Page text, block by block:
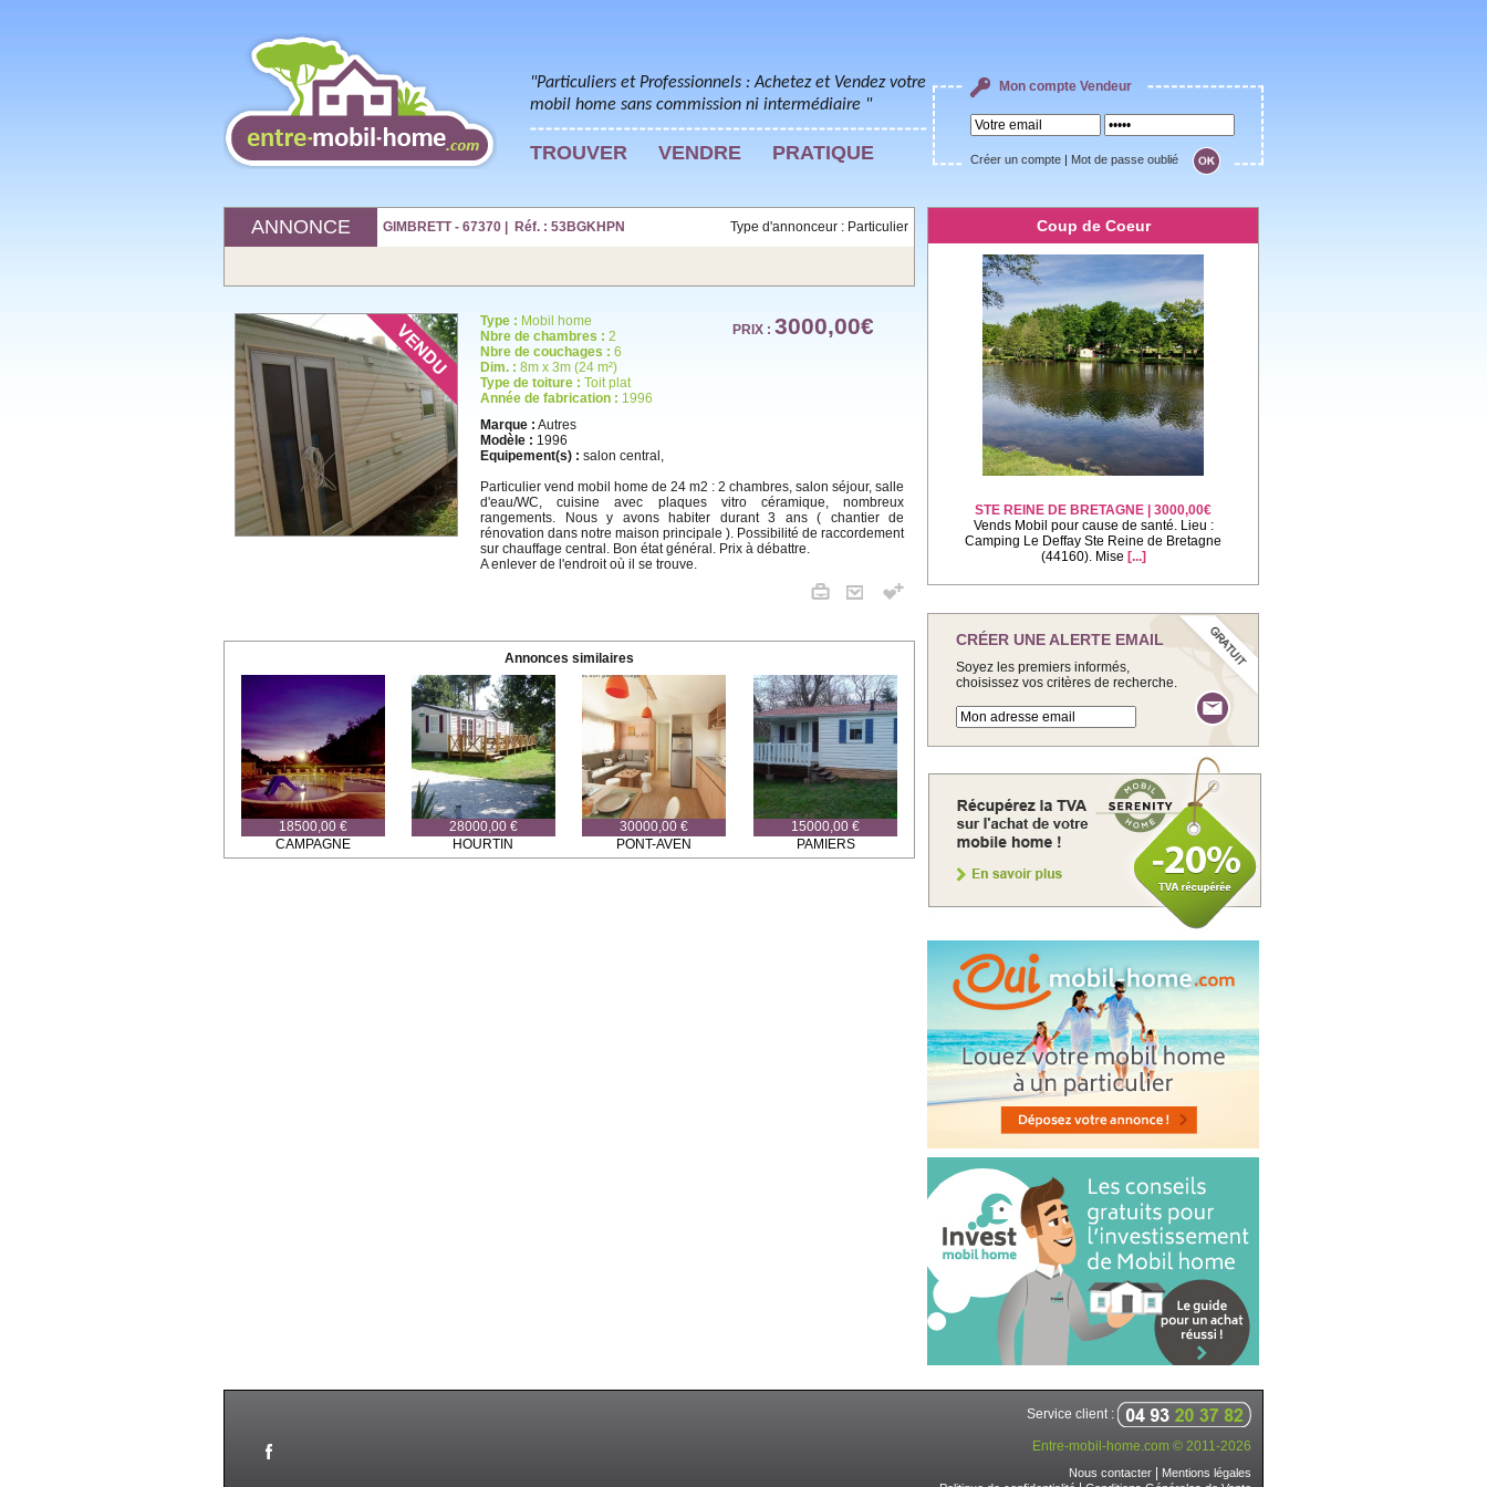
"Particuliers et Professionnels : Achetez et Vendez votre
mobil home sans commission ni intermédiaire "
TROUVER VENDRE PRATIQUE
Mon compte Vendeur
Créer un compte Mot de passe oublié
ANNONCE GIMBRETT - 67370 | Réf. : 53BGKHPN Type d'annonceur : Particulier
Type : Mobil home
Nbre de chambres : 2
Nbre de couchages : 6
Dim. : 8m x 3m (24 m²)
Type de toiture : Toit plat
Année de fabrication : 1996
PRIX : 3000,00€
Marque : Autres
Modèle : 1996
Equipement(s) : salon central,
Particulier vend mobil home de 24 m2 : 2 chambres, salon séjour, salle
d'eau/WC, cuisine avec plaques vitro céramique, nombreux
rangements. Nous y avons habiter durant 3 ans ( chantier de
rénovation dans notre maison principale ). Possibilité de raccordement
sur chauffage central. Bon état général. Prix à débattre.
A enlever de l'endroit où il se trouve.
Annonces similaires
18500,00 €
CAMPAGNE
28000,00 €
HOURTIN
30000,00 €
PONT-AVEN
15000,00 €
PAMIERS
Coup de Coeur
STE REINE DE BRETAGNE | 3000,00€
Vends Mobil pour cause de santé. Lieu :
Camping Le Deffay Ste Reine de Bretagne
(44160). Mise [...]
CRÉER UNE ALERTE EMAIL
Soyez les premiers informés,
choisissez vos critères de recherche.
Service client :
Entre-mobil-home.com © 2011-2026
Nous contacter
Mentions légales